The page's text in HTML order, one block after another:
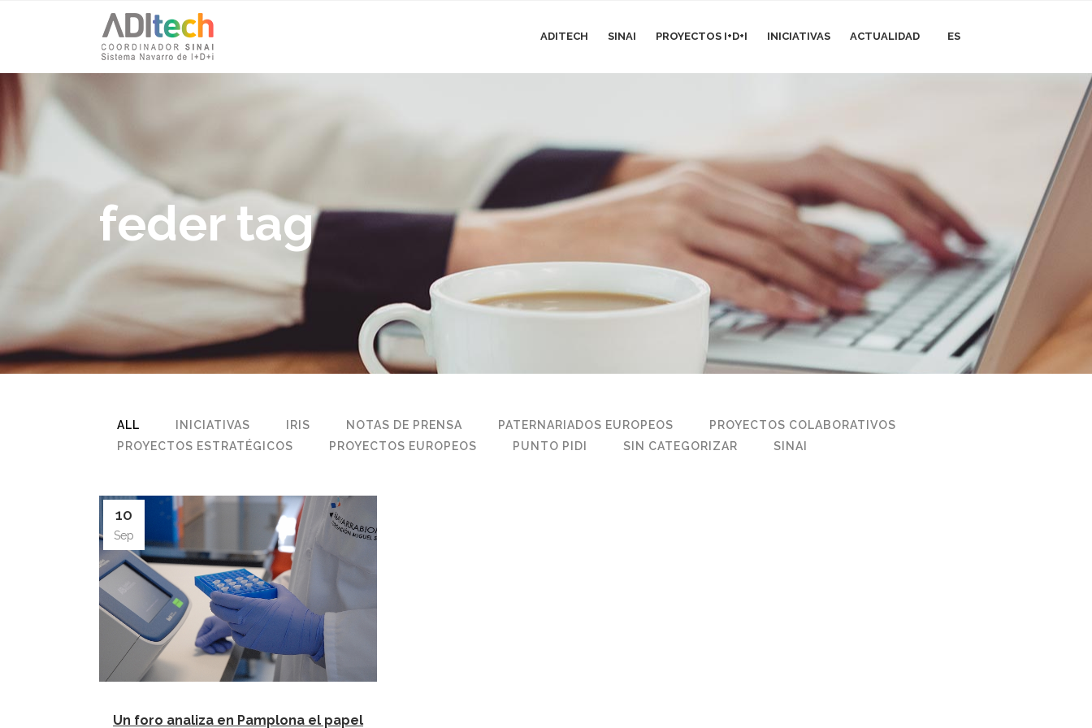
ADITECH SINAI PROYECTOS I+D+I INICIATIVAS ACTUALIDAD ES
feder tag
ALL INICIATIVAS IRIS NOTAS DE PRENSA PATERNARIADOS EUROPEOS
PROYECTOS COLABORATIVOS
PROYECTOS ESTRATÉGICOS
PROYECTOS EUROPEOS PUNTO PIDI SIN CATEGORIZAR SINAI
10
Sep
Un foro analiza en Pamplona el papel